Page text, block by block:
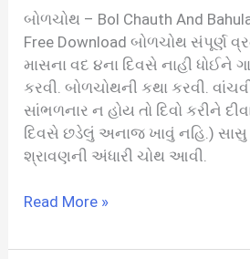
In
Gujarati
બોળચોથ – Bol Chauth And
Free Download બોળચોથ સંપૂર્ણ
માસના વદ ૪ના દિવસે નાહી ધોઈને
કરવી. બોળચોથની કથા કરવી.
સાંભળનાર ન હોય તો દિવો કરીને
દિવસે છડેલું અનાજ ખાવું નહિ.)
શ્રાવણની અંધારી ચોથ આવી.
બોળચોથ
કથા
Read More »